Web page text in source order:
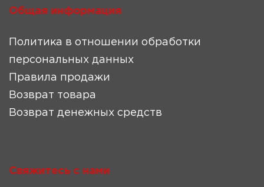
Общая информация
Политика в отношении обработки
персональных данных
Правила продажи
Возврат товара
Возврат денежных средств
Свяжитесь с нами